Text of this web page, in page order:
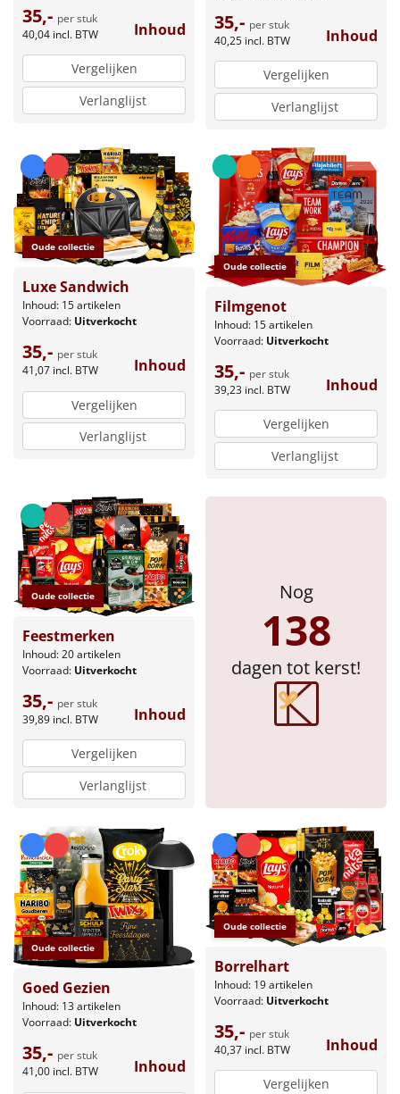
Alle thema's
Artikel
Pizzarette
Tas
Wake up light
NIEUW
Borrelplank
Slowcooker
Noodradio NIEUW
Alle artikelen
Overige
Ideeën
Personeel
Doe het zelf
Sinterklaaspakketten
Particulier
Kerstgeschenken 2026
Relatiegeschenken
Cadeaubon
Per stuk
Alle overige
35,- per stuk
40,04 incl. BTW Inhoud
Vergelijken
Verlanglijst
35,- per stuk
40,25 incl. BTW Inhoud
Vergelijken
Verlanglijst
Oude collectie
Luxe Sandwich
Inhoud: 15 artikelen
Voorraad: Uitverkocht
35,- per stuk
41,07 incl. BTW Inhoud
Vergelijken
Verlanglijst
Oude collectie
Filmgenot
Inhoud: 15 artikelen
Voorraad: Uitverkocht
35,- per stuk
39,23 incl. BTW Inhoud
Vergelijken
Verlanglijst
Oude collectie
Feestmerken
Inhoud: 20 artikelen
Voorraad: Uitverkocht
35,- per stuk
39,89 incl. BTW Inhoud
Vergelijken
Verlanglijst
Nog
138
dagen tot kerst!
Oude collectie
Goed Gezien
Inhoud: 13 artikelen
Voorraad: Uitverkocht
35,- per stuk
41,00 incl. BTW Inhoud
Oude collectie
Borrelhart
Inhoud: 19 artikelen
Voorraad: Uitverkocht
35,- per stuk
40,37 incl. BTW Inhoud
Vergelijken